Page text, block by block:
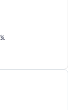
CRM or
Google Ads
your Facebook
your